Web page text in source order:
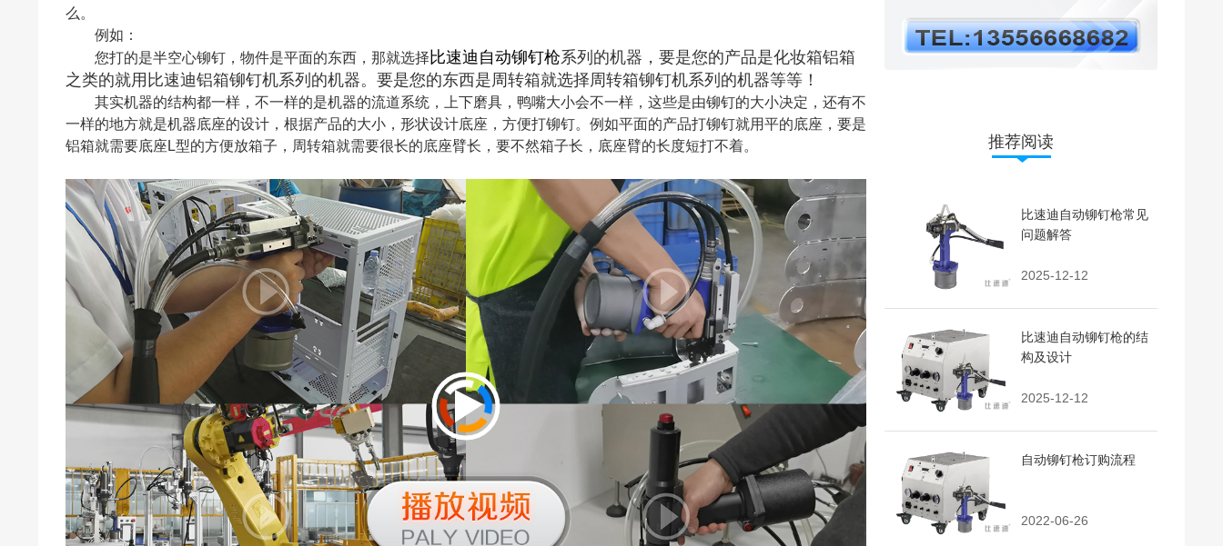
么。
例如：
您打的是半空心铆钉，物件是平面的东西，那就选择 比速迪自动铆钉枪系列的机器，要是您的产品是化妆箱铝箱
之类的就用比速迪铝箱铆钉机系列的机器。要是您的东西是周转箱就选择周转箱铆钉机系列的机器等等！
其实机器的结构都一样，不一样的是机器的流道系统，上下磨具，鸭嘴大小会不一样，这些是由铆钉的大小决定，还有不
一样的地方就是机器底座的设计，根据产品的大小，形状设计底座，方便打铆钉。例如平面的产品打铆钉就用平的底座，要是
铝箱就需要底座L型的方便放箱子，周转箱就需要很长的底座臂长，要不然箱子长，底座臂的长度短打不着。
推荐阅读
比速迪自动铆钉枪常见
问题解答
2025-12-12
比速迪自动铆钉枪的结
构及设计
2025-12-12
自动铆钉枪订购流程
2022-06-26